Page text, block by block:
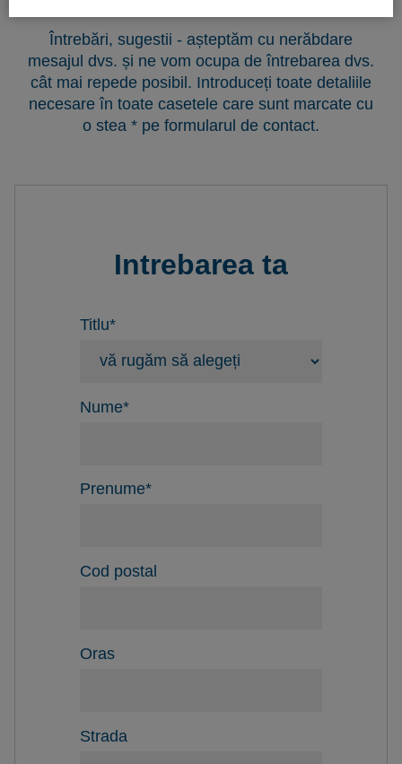
Întrebări, sugestii - așteptăm cu nerăbdare
mesajul dvs. și ne vom ocupa de întrebarea dvs.
cât mai repede posibil. Introduceți toate detaliile
necesare în toate casetele care sunt marcate cu
o stea * pe formularul de contact.
Intrebarea ta
Titlu*
Nume*
Prenume*
Cod postal
Oras
Strada